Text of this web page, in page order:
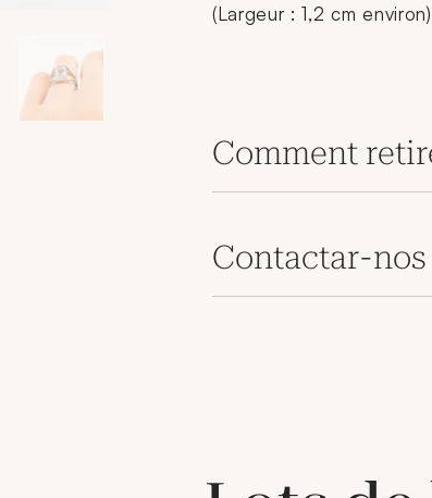
(Largeur : 1,2 cm
Comment
Contactar-nos